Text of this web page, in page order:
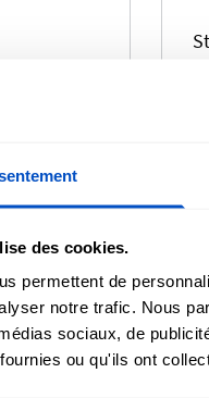
des cookies.
permettent de
notre trafic. Nous
sociaux, de
ou qu'ils ont
En-